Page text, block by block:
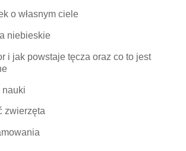
o własnym ciele
niebieskie
i jak powstaje tęcza oraz co to jest
nauki
zwierzęta